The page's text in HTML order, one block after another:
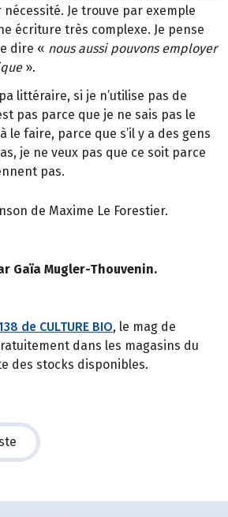
Je trouve par exemple
écriture très complexe. Je pense
dire « nous aussi pouvons employer
».
littéraire, si je n’utilise pas de
pas parce que je ne sais pas le
le faire, parce que s’il y a des gens
je ne veux pas que ce soit parce
pas.
de Maxime Le Forestier.
Gaïa Mugler-Thouvenin.
de CULTURE BIO, le mag de
dans les magasins du
des stocks disponibles.